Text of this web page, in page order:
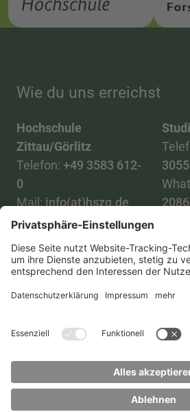
Wie du uns erreichst
Hochschule
Zittau/Görlitz
Telefon: +49 3583 612-
0
Mail:info(at)hszg.de
3055
Alle Studiengänge
ImpressumBarrierefreiheit